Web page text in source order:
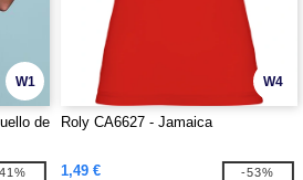
W1
de
W4
Roly CA6627 - Jamaica
1,49 € -53%